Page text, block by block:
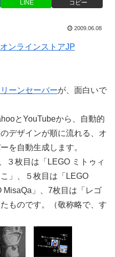
LINE コピー
2009.06.08
ーンセーバーが、面白いで
とYouTubeから、自動的
デザインが順に流れる、オ
を自動生成します。
３枚目は「LEGO ミトゥィ
」、５枚目は「LEGO
MisaQa」、7枚目は「レゴ
ものです。（敬称略で、す